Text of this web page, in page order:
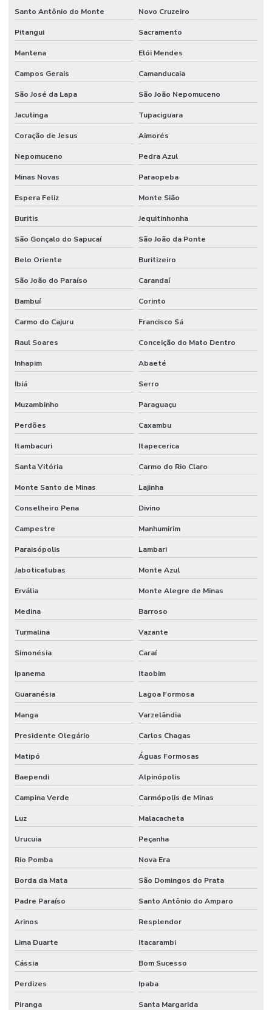
Santo Antônio do Monte Novo Cruzeiro
Pitangui Sacramento
Mantena Elói Mendes
Campos Gerais Camanducaia
São José da Lapa São João Nepomuceno
Jacutinga Tupaciguara
Coração de Jesus Aimorés
Nepomuceno Pedra Azul
Minas Novas Paraopeba
Espera Feliz Monte Sião
Buritis Jequitinhonha
São Gonçalo do Sapucaí São João da Ponte
Belo Oriente Buritizeiro
São João do Paraíso Carandaí
Bambuí Corinto
Carmo do Cajuru Francisco Sá
Raul Soares Conceição do Mato Dentro
Inhapim Abaeté
Ibiá Serro
Muzambinho Paraguaçu
Perdões Caxambu
Itambacuri Itapecerica
Santa Vitória Carmo do Rio Claro
Monte Santo de Minas Lajinha
Conselheiro Pena Divino
Campestre Manhumirim
Paraisópolis Lambari
Jaboticatubas Monte Azul
Ervália Monte Alegre de Minas
Medina Barroso
Turmalina Vazante
Simonésia Caraí
Ipanema Itaobim
Guaranésia Lagoa Formosa
Manga Varzelândia
Presidente Olegário Carlos Chagas
Matipó Águas Formosas
Baependi Alpinópolis
Campina Verde Carmópolis de Minas
Luz Malacacheta
Urucuia Peçanha
Rio Pomba Nova Era
Borda da Mata São Domingos do Prata
Padre Paraíso Santo Antônio do Amparo
Arinos Resplendor
Lima Duarte Itacarambi
Cássia Bom Sucesso
Perdizes Ipaba
Piranga Santa Margarida